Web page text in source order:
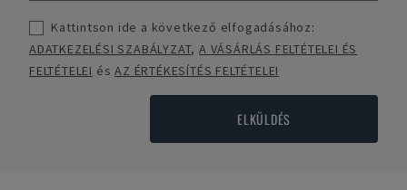
Kattintson ide a következő elfogadásához:
ADATKEZELÉSI SZABÁLYZAT,A VÁSÁRLÁS FELTÉTELEI ÉS
FELTÉTELEI ésAZ ÉRTÉKESÍTÉS FELTÉTELEI
ELKÜLDÉS